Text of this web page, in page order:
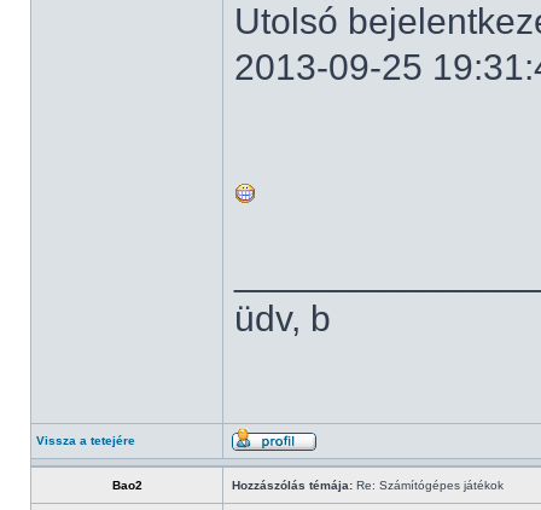
Utolsó
2013-09-25
üdv, b
Vissza a tetejére
Bao2 Hozzászólás témája: Re: Számítógépes játékok